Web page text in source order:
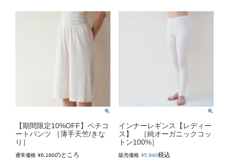
【期間限定10%OFF】ペチコ
ートパンツ ［薄手天竺/きな
り］
通常価格 ¥6,160のところ
インナーレギンス【レディー
ス】 ［純オーガニックコッ
トン100%］
販売価格 ¥5,940税込